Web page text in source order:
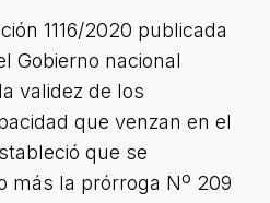
1116/2020 publicada
Gobierno nacional
validez de los
que venzan en el
que se
más la prórroga Nº 209